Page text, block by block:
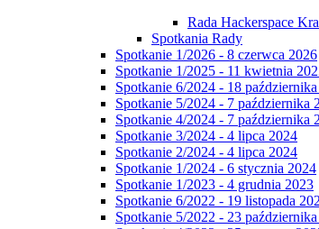
Rada Hackerspace
Spotkania Rady
Spotkanie 1/2026 - 8 czerwca 2026
Spotkanie 1/2025 - 11 kwietnia
Spotkanie 6/2024 - 18
Spotkanie 5/2024 - 7 października
Spotkanie 4/2024 - 7 października
Spotkanie 3/2024 - 4 lipca 2024
Spotkanie 2/2024 - 4 lipca 2024
Spotkanie 1/2024 - 6 stycznia 2024
Spotkanie 1/2023 - 4 grudnia 2023
Spotkanie 6/2022 - 19 listopada
Spotkanie 5/2022 - 23